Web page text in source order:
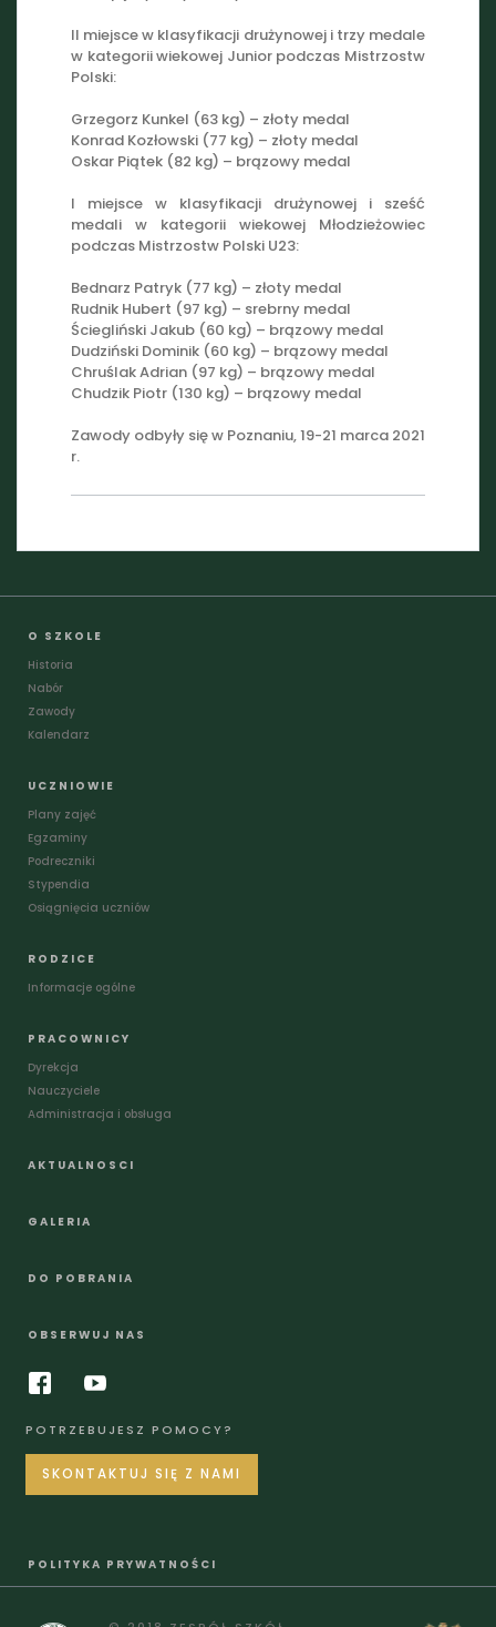
II miejsce w klasyfikacji drużynowej i trzy medale
w kategorii wiekowej Junior podczas Mistrzostw
Polski:
Grzegorz Kunkel (63 kg) – złoty medal
Konrad Kozłowski (77 kg) – złoty medal
Oskar Piątek (82 kg) – brązowy medal
I miejsce w klasyfikacji drużynowej i sześć
medali w kategorii wiekowej Młodzieżowiec
podczas Mistrzostw Polski U23:
Bednarz Patryk (77 kg) – złoty medal
Rudnik Hubert (97 kg) – srebrny medal
Ściegliński Jakub (60 kg) – brązowy medal
Dudziński Dominik (60 kg) – brązowy medal
Chruślak Adrian (97 kg) – brązowy medal
Chudzik Piotr (130 kg) – brązowy medal
Zawody odbyły się w Poznaniu, 19-21 marca 2021
r.
O SZKOLE
Historia
Nabór
Zawody
Kalendarz
UCZNIOWIE
Plany zajęć
Egzaminy
Podreczniki
Stypendia
Osiągnięcia uczniów
RODZICE
Informacje ogólne
PRACOWNICY
Dyrekcja
Nauczyciele
Administracja i obsługa
AKTUALNOSCI
GALERIA
DO POBRANIA
OBSERWUJ NAS
POTRZEBUJESZ POMOCY?
SKONTAKTUJ SIĘ Z NAMI
POLITYKA PRYWATNOŚCI